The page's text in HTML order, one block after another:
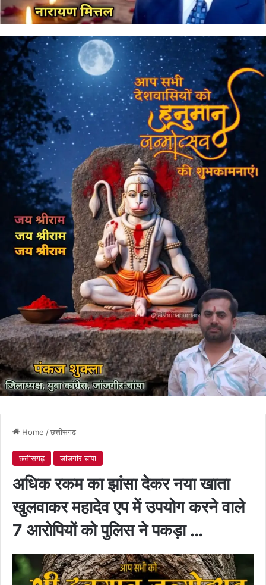
Home /छत्तीसगढ़
छत्तीसगढ़ जांजगीर चांपा
अधिक रकम का झांसा देकर नया खाता
खुलवाकर महादेव एप में उपयोग करने वाले
7 आरोपियों को पुलिस ने पकड़ा …